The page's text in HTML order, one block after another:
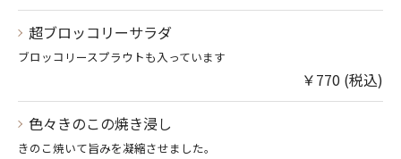
超ブロッコリーサラダ
ブロッコリースプラウトも入っています
￥770 (税込)
色々きのこの焼き浸し
きのこ焼いて旨みを凝縮させました。